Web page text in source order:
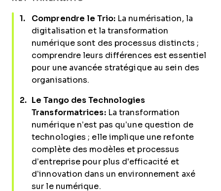
Comprendre le Trio: La numérisation, la
digitalisation et la transformation
numérique sont des processus distincts ;
comprendre leurs différences est essentiel
pour une avancée stratégique au sein des
organisations.
Le Tango des Technologies
Transformatrices: La transformation
numérique n’est pas qu’une question de
technologies ; elle implique une refonte
complète des modèles et processus
d’entreprise pour plus d'efficacité et
d’innovation dans un environnement axé
sur le numérique.